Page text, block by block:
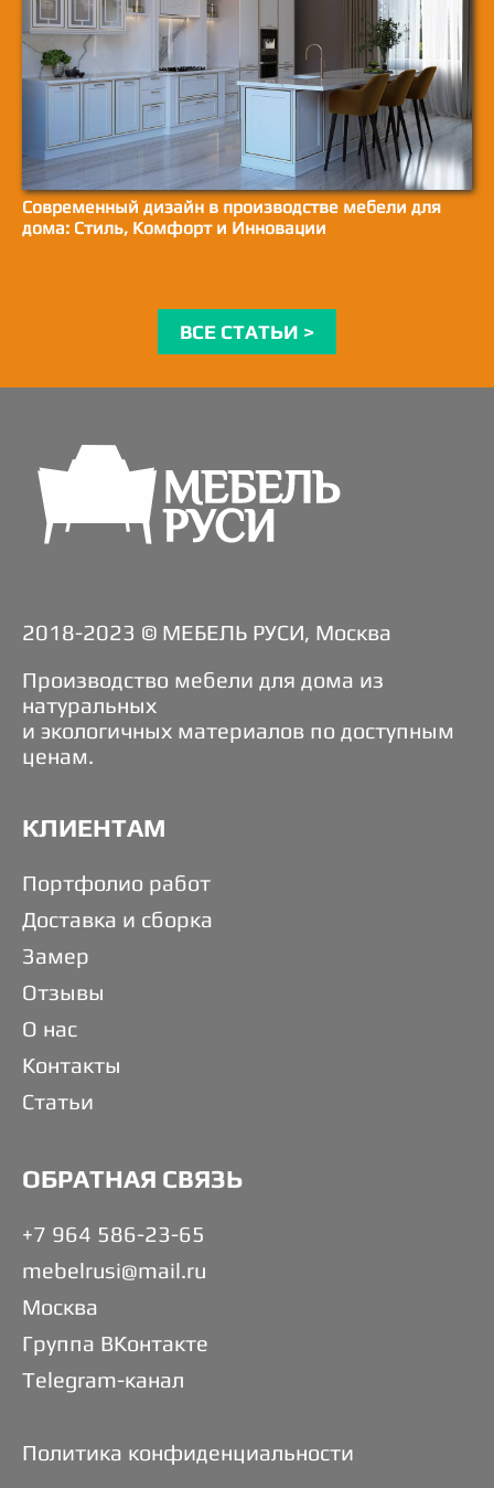
Современный дизайн в производстве мебели для
дома: Стиль, Комфорт и Инновации
ВСЕ СТАТЬИ >
2018-2023 © МЕБЕЛЬ РУСИ, Москва
Производство мебели для дома из
натуральных
и экологичных материалов по доступным
ценам.
КЛИЕНТАМ
Портфолио работ
Доставка и сборка
Замер
Отзывы
О нас
Контакты
Статьи
ОБРАТНАЯ СВЯЗЬ
+7 964 586-23-65
mebelrusi@mail.ru
Москва
Группа ВКонтакте
Telegram-канал
Политика конфиденциальности